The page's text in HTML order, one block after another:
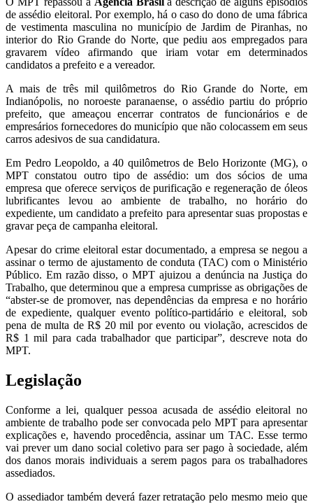
de assédio eleitoral. Por exemplo, há o caso do dono de uma fábrica
de vestimenta masculina no município de Jardim de Piranhas, no
interior do Rio Grande do Norte, que pediu aos empregados para
gravarem vídeo afirmando que iriam votar em determinados
candidatos a prefeito e a vereador.
A mais de três mil quilômetros do Rio Grande do Norte, em
Indianópolis, no noroeste paranaense, o assédio partiu do próprio
prefeito, que ameaçou encerrar contratos de funcionários e de
empresários fornecedores do município que não colocassem em seus
carros adesivos de sua candidatura.
Em Pedro Leopoldo, a 40 quilômetros de Belo Horizonte (MG), o
MPT constatou outro tipo de assédio: um dos sócios de uma
empresa que oferece serviços de purificação e regeneração de óleos
lubrificantes levou ao ambiente de trabalho, no horário do
expediente, um candidato a prefeito para apresentar suas propostas e
gravar peça de campanha eleitoral.
Apesar do crime eleitoral estar documentado, a empresa se negou a
assinar o termo de ajustamento de conduta (TAC) com o Ministério
Público. Em razão disso, o MPT ajuizou a denúncia na Justiça do
Trabalho, que determinou que a empresa cumprisse as obrigações de
“abster-se de promover, nas dependências da empresa e no horário
de expediente, qualquer evento político-partidário e eleitoral, sob
pena de multa de R$ 20 mil por evento ou violação, acrescidos de
R$ 1 mil para cada trabalhador que participar”, descreve nota do
MPT.
Legislação
Conforme a lei, qualquer pessoa acusada de assédio eleitoral no
ambiente de trabalho pode ser convocada pelo MPT para apresentar
explicações e, havendo procedência, assinar um TAC. Esse termo
vai prever um dano social coletivo para ser pago à sociedade, além
dos danos morais individuais a serem pagos para os trabalhadores
assediados.
O assediador também deverá fazer retratação pelo mesmo meio que